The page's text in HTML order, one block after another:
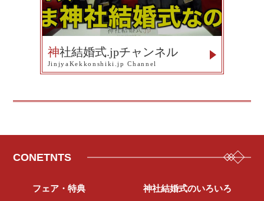
神社結婚式.jpチャンネル
JinjyaKekkonshiki.jp Channel
CONETNTS
フェア・特典 神社結婚式のいろいろ